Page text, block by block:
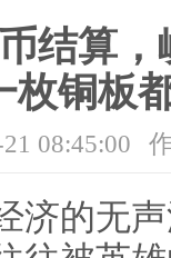
结算
枚铜板
08:45:00
济的无